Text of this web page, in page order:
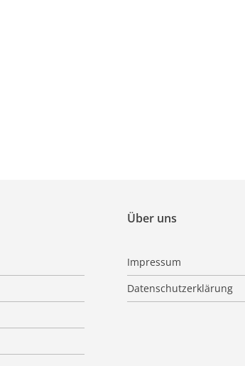
Über uns
Impressum
Datenschutzerklärung